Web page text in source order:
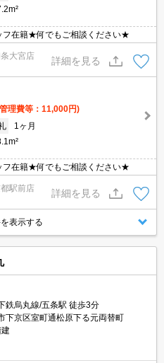
フ在籍★何でもご相談ください★
大宮店
詳細を見る
理費等：11,000円)
1ヶ月
フ在籍★何でもご相談ください★
駅前店
詳細を見る
表示する
鉄烏丸線/五条駅 徒歩3分
下京区室町通松原下る元両替町